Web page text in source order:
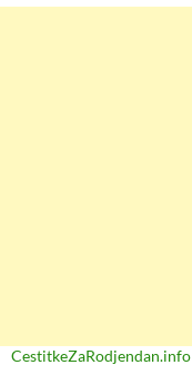
CestitkeZaRodjendan.info